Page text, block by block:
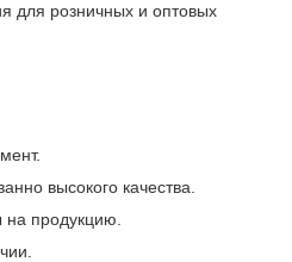
для розничных и оптовых
высокого качества.
продукцию.